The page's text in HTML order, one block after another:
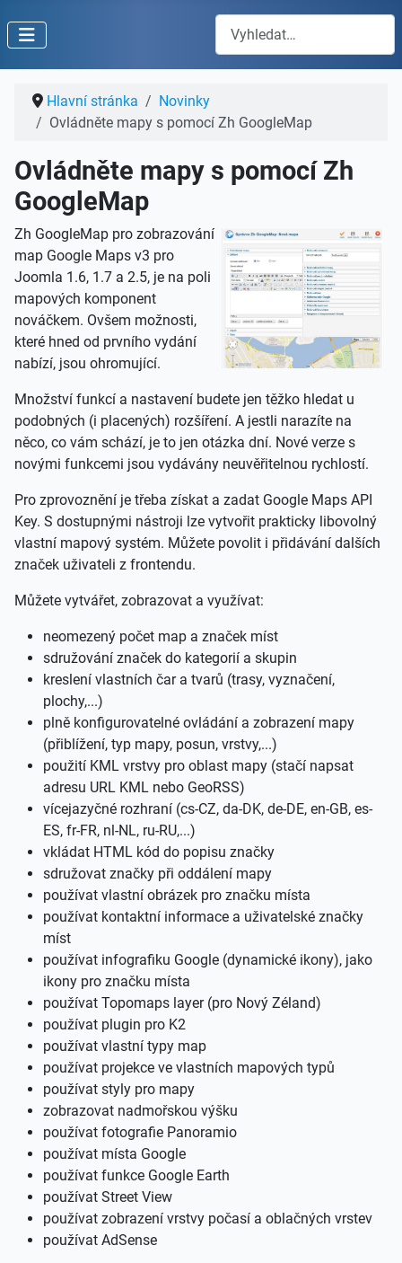
Hledat
Hlavní stránka
Novinky
Ovládněte mapy s pomocí Zh GoogleMap
Ovládněte mapy s pomocí Zh
GoogleMap
Zh GoogleMap pro zobrazování
map Google Maps v3 pro
Joomla 1.6, 1.7 a 2.5, je na poli
mapových komponent
nováčkem. Ovšem možnosti,
které hned od prvního vydání
nabízí, jsou ohromující.
Množství funkcí a nastavení budete jen těžko hledat u
podobných (i placených) rozšíření. A jestli narazíte na
něco, co vám schází, je to jen otázka dní. Nové verze s
novými funkcemi jsou vydávány neuvěřitelnou rychlostí.
Pro zprovoznění je třeba získat a zadat Google Maps API
Key. S dostupnými nástroji lze vytvořit prakticky libovolný
vlastní mapový systém. Můžete povolit i přidávání dalších
značek uživateli z frontendu.
Můžete vytvářet, zobrazovat a využívat:
neomezený počet map a značek míst
sdružování značek do kategorií a skupin
kreslení vlastních čar a tvarů (trasy, vyznačení,
plochy,...)
plně konfigurovatelné ovládání a zobrazení mapy
(přiblížení, typ mapy, posun, vrstvy,...)
použití KML vrstvy pro oblast mapy (stačí napsat
adresu URL KML nebo GeoRSS)
vícejazyčné rozhraní (cs-CZ, da-DK, de-DE, en-GB, es-
ES, fr-FR, nl-NL, ru-RU,...)
vkládat HTML kód do popisu značky
sdružovat značky při oddálení mapy
používat vlastní obrázek pro značku místa
používat kontaktní informace a uživatelské značky
míst
používat infografiku Google (dynamické ikony), jako
ikony pro značku místa
používat Topomaps layer (pro Nový Zéland)
používat plugin pro K2
používat vlastní typy map
používat projekce ve vlastních mapových typů
používat styly pro mapy
zobrazovat nadmořskou výšku
používat fotografie Panoramio
používat místa Google
používat funkce Google Earth
používat Street View
používat zobrazení vrstvy počasí a oblačných vrstev
používat AdSense